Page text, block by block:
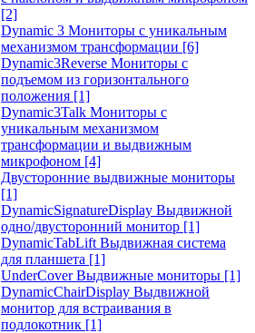
[2]
Dynamic 3 Мониторы с уникальным
механизмом трансформации [6]
Dynamic3Reverse Мониторы с
подъемом из горизонтального
положения [1]
Dynamic3Talk Мониторы с
уникальным механизмом
трансформации и выдвижным
микрофоном [4]
Двусторонние выдвижные мониторы
[1]
DynamicSignatureDisplay Выдвижной
одно/двусторонний монитор [1]
DynamicTabLift Выдвижная система
для планшета [1]
UnderCover Выдвижные мониторы [1]
DynamicChairDisplay Выдвижной
монитор для встраивания в
подлокотник [1]